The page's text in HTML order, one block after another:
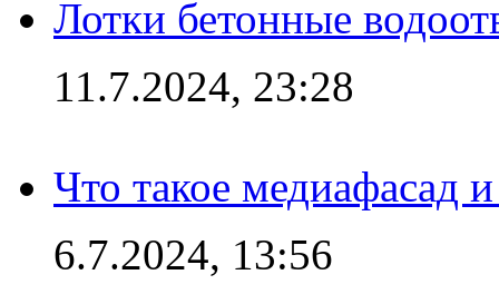
Лотки бетонные
11.7.2024, 23:28
Что такое медиафасад
6.7.2024, 13:56